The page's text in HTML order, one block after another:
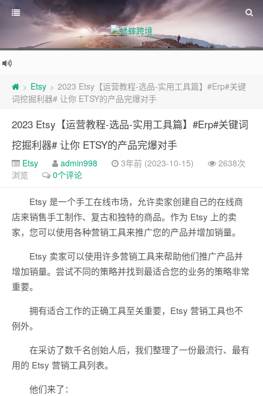
> Etsy > 2023 Etsy【运营教程-选品-实用工具篇】#Erp#关键
词挖掘利器# 让你 ETSY的产品完爆对手
2023 Etsy【运营教程-选品-实用工具篇】#Erp#关键词
挖掘利器# 让你 ETSY的产品完爆对手
Etsy admin998 3年前 (2023-10-15)
2638次
浏览
0个评论
Etsy 是一个手工在线市场，允许卖家创建自己的在线商
店来销售手工制作、复古和独特的商品。作为 Etsy 上的卖
家，您可以使用各种营销工具来推广您的产品并增加销量。
Etsy 卖家可以使用许多营销工具来帮助他们推广产品并
增加销量。尝试不同的策略并找到最适合您的业务的策略非常
重要。
拥有适合工作的正确工具至关重要，Etsy 营销工具也不
例外。
在采访了数千名创始人后，我们整理了一份最流行、最有
用的 Etsy 营销工具列表。
他们来了：